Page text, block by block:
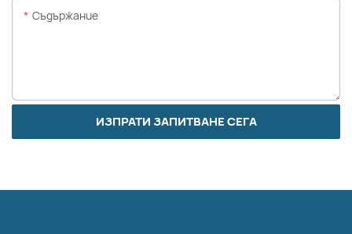
Съдържание
ИЗПРАТИ ЗАПИТВАНЕ СЕГА